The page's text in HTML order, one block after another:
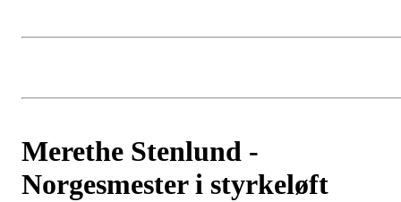
Merethe Stenlund -
Norgesmester i styrkeløft